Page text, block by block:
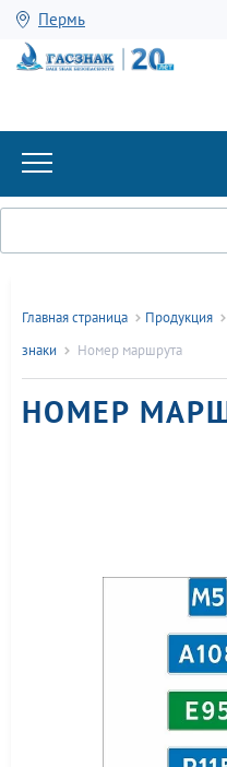
Пермь
Главная страница Продукция
знаки
Номер маршрута
НОМЕР